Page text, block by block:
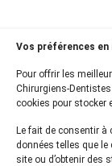
Vos préférences
Pour offrir les
Chirurgiens-
cookies pour stocker
Le fait de consentir
données telles que
site ou d’obtenir des